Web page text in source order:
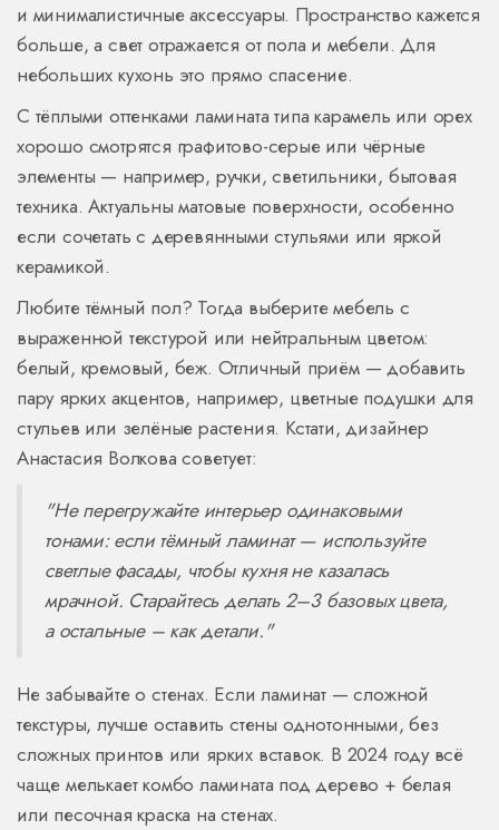
и минималистичные аксессуары. Пространство кажется
больше, а свет отражается от пола и мебели. Для
небольших кухонь это прямо спасение.
С тёплыми оттенками ламината типа карамель или орех
хорошо смотрятся графитово-серые или чёрные
элементы — например, ручки, светильники, бытовая
техника. Актуальны матовые поверхности, особенно
если сочетать с деревянными стульями или яркой
керамикой.
Любите тёмный пол? Тогда выберите мебель с
выраженной текстурой или нейтральным цветом:
белый, кремовый, беж. Отличный приём — добавить
пару ярких акцентов, например, цветные подушки для
стульев или зелёные растения. Кстати, дизайнер
Анастасия Волкова советует:
"Не перегружайте интерьер одинаковыми
тонами: если тёмный ламинат — используйте
светлые фасады, чтобы кухня не казалась
мрачной. Старайтесь делать 2–3 базовых цвета,
а остальные – как детали."
Не забывайте о стенах. Если ламинат — сложной
текстуры, лучше оставить стены однотонными, без
сложных принтов или ярких вставок. В 2024 году всё
чаще мелькает комбо ламината под дерево + белая
или песочная краска на стенах.